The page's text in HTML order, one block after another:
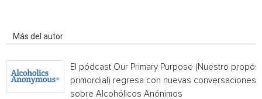
Más del autor
El pódcast Our Primary Purpose (Nuestro
primordial) regresa con nuevas conversaciones
sobre Alcohólicos Anónimos